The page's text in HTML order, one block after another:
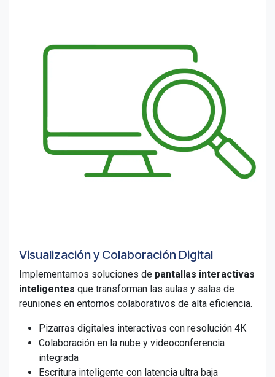
Visualización y Colaboración Digital
Implementamos soluciones de pantallas interactivas
inteligentes que transforman las aulas y salas de
reuniones en entornos colaborativos de alta eficiencia.
Pizarras digitales interactivas con resolución 4K
Colaboración en la nube y videoconferencia
integrada
Escritura inteligente con latencia ultra baja